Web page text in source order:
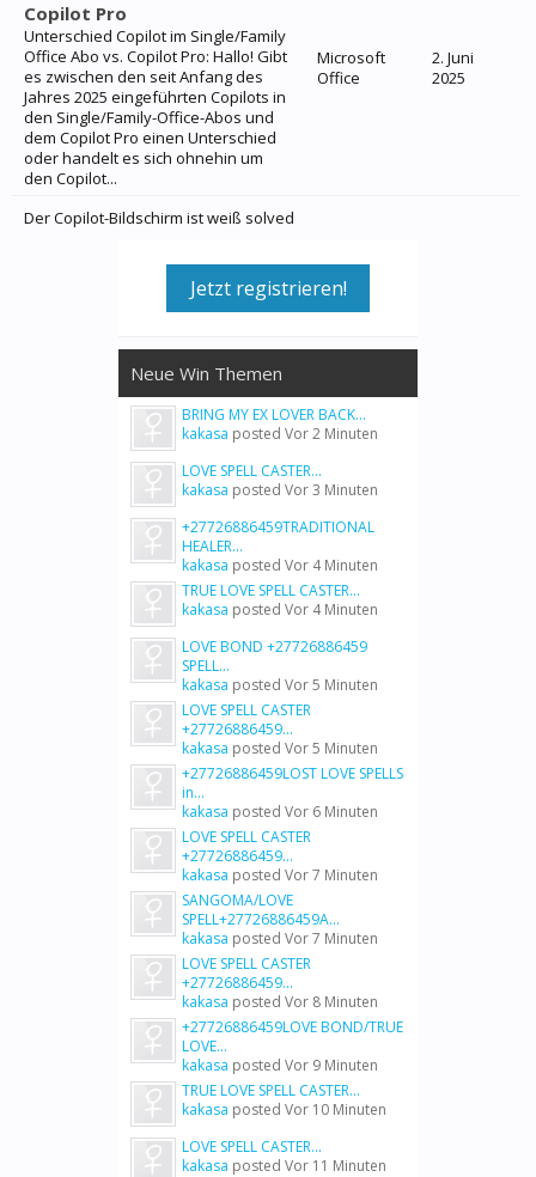
Copilot Pro
Unterschied Copilot im Single/Family
Office Abo vs. Copilot Pro: Hallo! Gibt
es zwischen den seit Anfang des
Jahres 2025 eingeführten Copilots in
den Single/Family-Office-Abos und
dem Copilot Pro einen Unterschied
oder handelt es sich ohnehin um
den Copilot...
Microsoft
Office
2. Juni
2025
Der Copilot-Bildschirm ist weiß solved
Jetzt registrieren!
Neue Win Themen
BRING MY EX LOVER BACK...
kakasa posted Vor 2 Minuten
LOVE SPELL CASTER...
kakasa posted Vor 3 Minuten
+27726886459TRADITIONAL
HEALER...
kakasa posted Vor 4 Minuten
TRUE LOVE SPELL CASTER...
kakasa posted Vor 4 Minuten
LOVE BOND +27726886459
SPELL...
kakasa posted Vor 5 Minuten
LOVE SPELL CASTER
+27726886459...
kakasa posted Vor 5 Minuten
+27726886459LOST LOVE SPELLS
in...
kakasa posted Vor 6 Minuten
LOVE SPELL CASTER
+27726886459...
kakasa posted Vor 7 Minuten
SANGOMA/LOVE
SPELL+27726886459A...
kakasa posted Vor 7 Minuten
LOVE SPELL CASTER
+27726886459...
kakasa posted Vor 8 Minuten
+27726886459LOVE BOND/TRUE
LOVE...
kakasa posted Vor 9 Minuten
TRUE LOVE SPELL CASTER...
kakasa posted Vor 10 Minuten
LOVE SPELL CASTER...
kakasa posted Vor 11 Minuten